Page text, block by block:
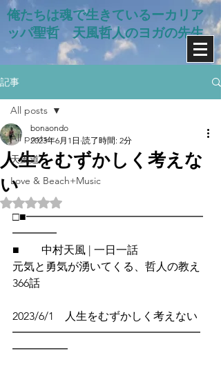
俺たちは魂で生きているー​カリア
ッパ聖哲 天風哲人のヨガの先生
記事
All posts
天風道
Love & Beach+Music
All posts
人生をむずかしく考えな
い
bonaondo
2023年6月1日 読了時間: 2分
5つ星のうちNaNと評価されています。
□■━━━━━━━━━━━━━━━━
━━━━
■　　中村天風 | 一日一話
元気と勇気が湧いてくる、哲人の教え
366話
2023/6/1　人生をむずかしく考えない
━━━━━━━━━━━━━━━━━
━━━━━